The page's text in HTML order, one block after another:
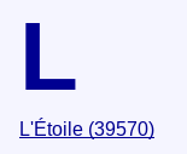
L
L'Étoile (39570)